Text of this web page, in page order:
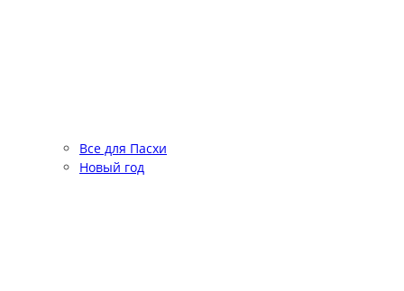
Все для Пасхи
Новый год